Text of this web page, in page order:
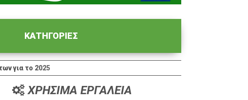
ΚΑΤΗΓΟΡΙΕΣ
για το 2025
ΧΡΗΣΙΜΑ ΕΡΓΑΛΕΙΑ